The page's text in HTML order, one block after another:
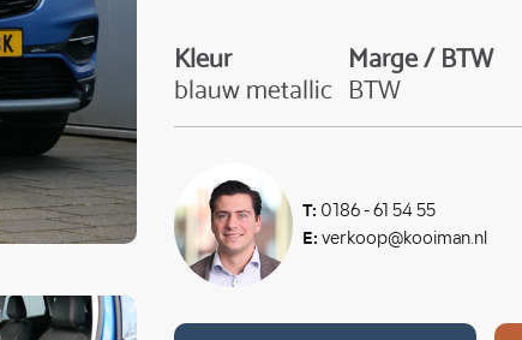
Kleur
blauw metallic
Marge / BTW
BTW
T: 0186 - 61 54 55
E: verkoop@kooiman.nl